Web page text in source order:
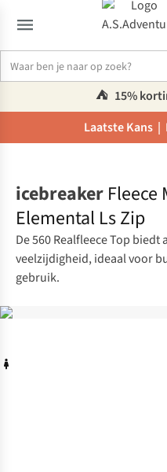
⛺️ 15%
Laatste Kans |
icebreaker Fleece
Elemental Ls Zip
De 560 Realfleece Top
veelzijdigheid, ideaal voor
gebruik.